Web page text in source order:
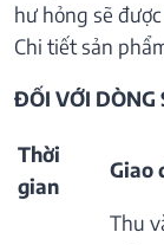
hư hỏng sẽ
Chi tiết sản
ĐỐI VỚI DÒNG
Thời
gian
Giao
Thu